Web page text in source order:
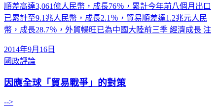
順差高達3,061億人民幣，成長76％，累計今年前八個月出口
已累計至9.1兆人民幣，成長2.1％，貿易順差達1.2兆元人民
幣，成長28.7％，外貿暢旺已為中國大陸前三季 經濟成長 注
2014年9月16日
國政評論
因應全球「貿易戰爭」的對策
-->